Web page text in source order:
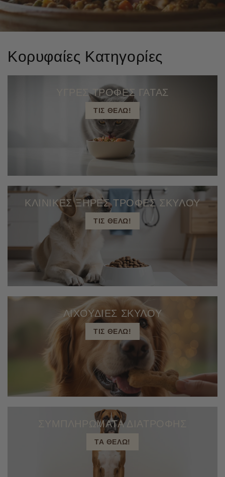
Κορυφαίες Κατηγορίες
ΥΓΡΕΣ ΤΡΟΦΕΣ ΓΑΤΑΣ
ΤΙΣ ΘΕΛΩ!
ΚΛΙΝΙΚΕΣ ΞΗΡΕΣ ΤΡΟΦΕΣ ΣΚΥΛΟΥ
ΤΙΣ ΘΕΛΩ!
ΛΙΧΟΥΔΙΕΣ ΣΚΥΛΟΥ
ΤΙΣ ΘΕΛΩ!
ΣΥΜΠΛΗΡΩΜΑΤΑ ΔΙΑΤΡΟΦΗΣ
ΤΑ ΘΕΛΩ!